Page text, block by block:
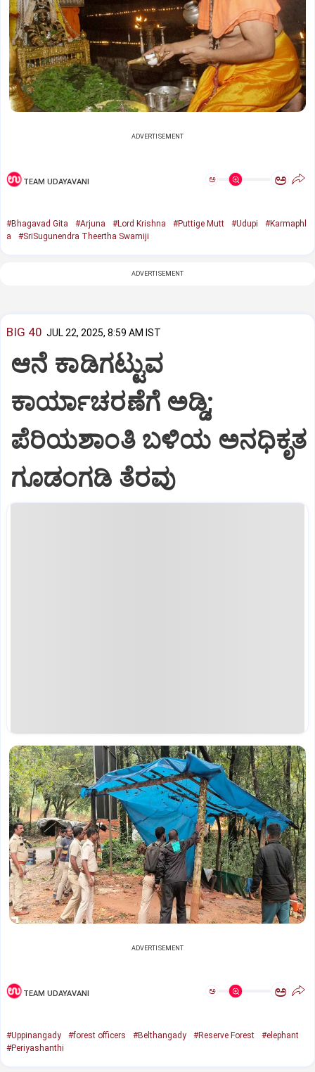
ADVERTISEMENT
TEAM UDAYAVANI ಅ ಅ
#Bhagavad Gita #Arjuna #Lord Krishna #Puttige Mutt #Udupi
#Karmaphl
a
#SriSugunendra Theertha Swamiji
ADVERTISEMENT
BIG 40 JUL 22, 2025, 8:59 AM IST
ಆನೆ ಕಾಡಿಗಟ್ಟುವ
ಕಾರ್ಯಾಚರಣೆಗೆ ಅಡ್ಡಿ;
ಪೆರಿಯಶಾಂತಿ ಬಳಿಯ ಅನಧಿಕೃತ
ಗೂಡಂಗಡಿ ತೆರವು
ADVERTISEMENT
TEAM UDAYAVANI ಅ ಅ
#Uppinangady #forest officers #Belthangady #Reserve Forest
#elephant
#Periyashanthi